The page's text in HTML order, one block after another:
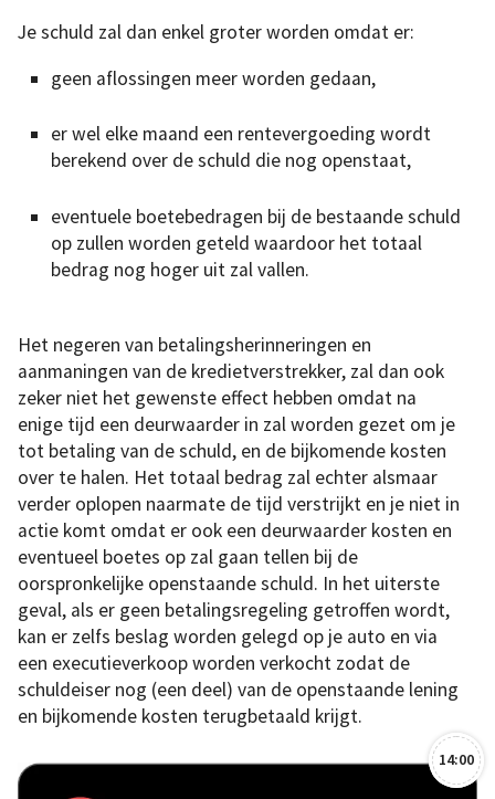
Je schuld zal dan enkel groter worden omdat er:
geen aflossingen meer worden gedaan,
er wel elke maand een rentevergoeding wordt
berekend over de schuld die nog openstaat,
eventuele boetebedragen bij de bestaande schuld
op zullen worden geteld waardoor het totaal
bedrag nog hoger uit zal vallen.
Het negeren van betalingsherinneringen en
aanmaningen van de kredietverstrekker, zal dan ook
zeker niet het gewenste effect hebben omdat na
enige tijd een deurwaarder in zal worden gezet om je
tot betaling van de schuld, en de bijkomende kosten
over te halen. Het totaal bedrag zal echter alsmaar
verder oplopen naarmate de tijd verstrijkt en je niet in
actie komt omdat er ook een deurwaarder kosten en
eventueel boetes op zal gaan tellen bij de
oorspronkelijke openstaande schuld. In het uiterste
geval, als er geen betalingsregeling getroffen wordt,
kan er zelfs beslag worden gelegd op je auto en via
een executieverkoop worden verkocht zodat de
schuldeiser nog (een deel) van de openstaande lening
en bijkomende kosten terugbetaald krijgt.
14:00